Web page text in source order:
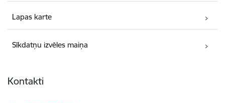
Lapas karte
Sīkdatņu izvēles maiņa
Kontakti